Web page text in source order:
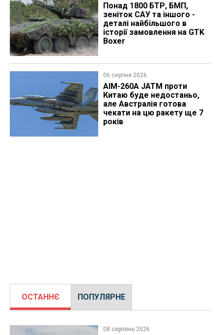
Понад 1800 БТР, БМП,
зеніток САУ та іншого -
деталі найбільшого в
історії замовлення на GTK
Boxer
06 серпня 2026
AIM-260A JATM проти
Китаю буде недостаньо,
але Австралія готова
чекати на цю ракету ще 7
років
ОСТАННЄ ПОПУЛЯРНЕ
08 серпень 2026